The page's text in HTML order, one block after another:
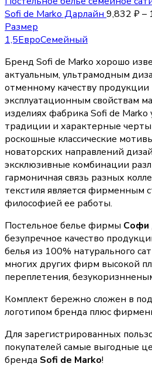
Sofi de Marko Дарлайн 9,832 ₽–
Размер
1,5ЕвроСемейный
Бренд Sofi de Marko хорошо
актуальным, ультрамодным
отменному качеству
эксплуатационным свойствам
изделиях фабрика Sofi de Marko
традиции и характерные черты
роскошные классические
новаторских направлений
эксклюзивные комбинации
гармоничная связь разных
текстиля является фирменным
философией ее работы.
Постельное белье фирмы Софи
безупречное качество
белья из 100% натурального
многих других фирм высокой
переплетения,
Комплект бережно сложен в
логотипом бренда плюс
Для зарегистрированных
покупателей самые выгодные
бренда Sofi de Marko!